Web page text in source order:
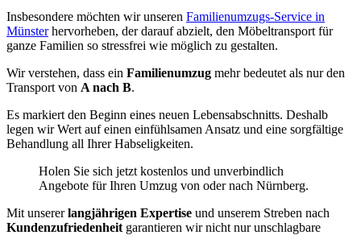
Insbesondere möchten wir unseren Familienumzugs-Service in
Münsterhervorheben, der darauf abzielt, den Möbeltransport für
ganze Familien so stressfrei wie möglich zu gestalten.
Wir verstehen, dass ein Familienumzug mehr bedeutet als nur den
Transport von A nach B.
Es markiert den Beginn eines neuen Lebensabschnitts. Deshalb
legen wir Wert auf einen einfühlsamen Ansatz und eine sorgfältige
Behandlung all Ihrer Habseligkeiten.
Holen Sie sich jetzt kostenlos und unverbindlich
Angebote für Ihren Umzug von oder nach Nürnberg.
Mit unsererlangjährigen Expertise und unserem Streben nach
Kundenzufriedenheit garantieren wir nicht nur unschlagbare